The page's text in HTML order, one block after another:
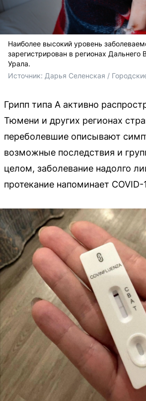
Наиболее высокий уровень
зарегистрирован в регионах Дальнего
Урала.
Источник: Дарья Селенская /
Грипп типа А активно
Тюмени и других регионах
переболевшие описывают
возможные последствия и
целом, заболевание надолго
протекание напоминает COVID-